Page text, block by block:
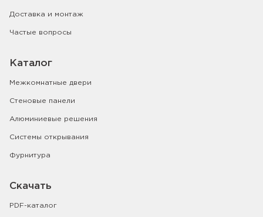
Доставка и монтаж
Частые вопросы
Каталог
Межкомнатные двери
Стеновые панели
Алюминиевые решения
Системы открывания
Фурнитура
Скачать
PDF-каталог